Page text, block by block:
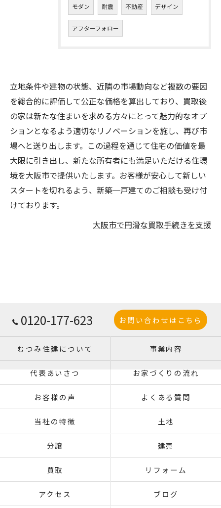
モダン 耐震 不動産 デザイン
アフターフォロー
立地条件や建物の状態、近隣の市場動向など複数の要因
を総合的に評価して公正な価格を算出しており、買取後
の家は新たな住まいを求める方々にとって魅力的なオプ
ションとなるよう適切なリノベーションを施し、再び市
場へと送り出します。この過程を通じて住宅の価値を最
大限に引き出し、新たな所有者にも満足いただける住環
境を大阪市で提供いたします。お客様が安心して新しい
スタートを切れるよう、新築一戸建てのご相談も受け付
けております。
大阪市で円滑な買取手続きを支援
0120-177-623 お問い合わせはこちら
むつみ住建について 事業内容
代表あいさつ お家づくりの流れ
お客様の声 よくある質問
当社の特徴 土地
分譲 建売
買取 リフォーム
アクセス ブログ